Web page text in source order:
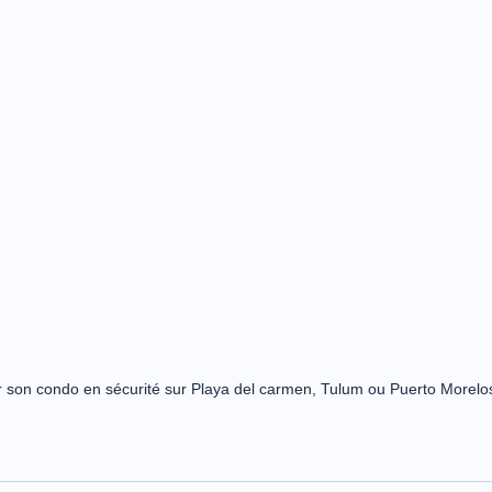
son condo en sécurité sur Playa del carmen, Tulum ou Puerto